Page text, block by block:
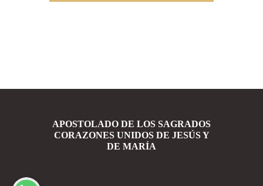
APOSTOLADO DE LOS SAGRADOS
CORAZONES UNIDOS DE JESÚS Y
DE MARÍA